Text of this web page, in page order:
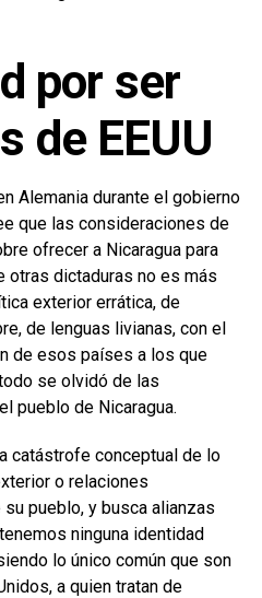
por ser
de EEUU
Alemania durante el gobierno
que las consideraciones de
ofrecer a Nicaragua para
dictaduras no es más
exterior errática, de
de lenguas livianas, con el
de esos países a los que
se olvidó de las
pueblo de Nicaragua.
catástrofe conceptual de lo
o relaciones
pueblo, y busca alianzas
ninguna identidad
lo único común que son
a quien tratan de